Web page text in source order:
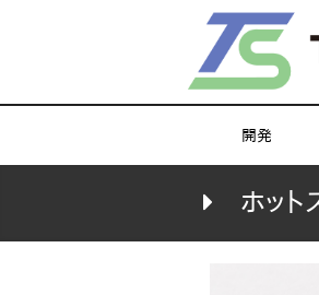
開発
ホッ